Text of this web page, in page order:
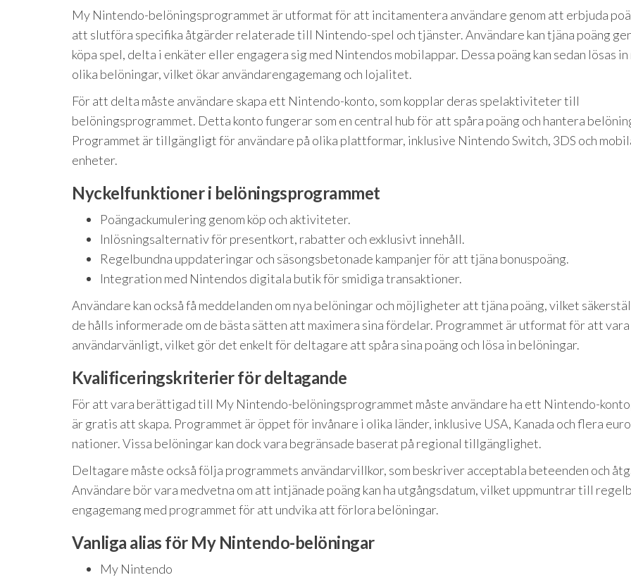
My Nintendo-belöningsprogrammet är utformat för att incitamentera användare genom att erbjuda
att slutföra specifika åtgärder relaterade till Nintendo-spel och tjänster. Användare kan tjäna poäng
köpa spel, delta i enkäter eller engagera sig med Nintendos mobilappar. Dessa poäng kan sedan lösas in
olika belöningar, vilket ökar användarengagemang och lojalitet.
För att delta måste användare skapa ett Nintendo-konto, som kopplar deras spelaktiviteter till
belöningsprogrammet. Detta konto fungerar som en central hub för att spåra poäng och hantera
Programmet är tillgängligt för användare på olika plattformar, inklusive Nintendo Switch, 3DS och
enheter.
Nyckelfunktioner i belöningsprogrammet
Poängackumulering genom köp och aktiviteter.
Inlösningsalternativ för presentkort, rabatter och exklusivt innehåll.
Regelbundna uppdateringar och säsongsbetonade kampanjer för att tjäna bonuspoäng.
Integration med Nintendos digitala butik för smidiga transaktioner.
Användare kan också få meddelanden om nya belöningar och möjligheter att tjäna poäng, vilket
de hålls informerade om de bästa sätten att maximera sina fördelar. Programmet är utformat för att vara
användarvänligt, vilket gör det enkelt för deltagare att spåra sina poäng och lösa in belöningar.
Kvalificeringskriterier för deltagande
För att vara berättigad till My Nintendo-belöningsprogrammet måste användare ha ett Nintendo-
är gratis att skapa. Programmet är öppet för invånare i olika länder, inklusive USA, Kanada och flera
nationer. Vissa belöningar kan dock vara begränsade baserat på regional tillgänglighet.
Deltagare måste också följa programmets användarvillkor, som beskriver acceptabla beteenden och
Användare bör vara medvetna om att intjänade poäng kan ha utgångsdatum, vilket uppmuntrar till
engagemang med programmet för att undvika att förlora belöningar.
Vanliga alias för My Nintendo-belöningar
My Nintendo